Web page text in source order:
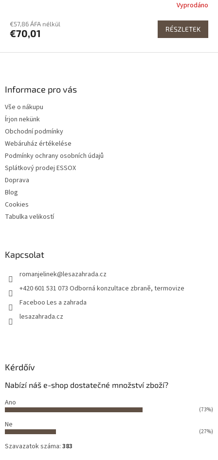
Vyprodáno
€57,86 ÁFA nélkül
€70,01 RÉSZLETEK
Informace pro vás
Vše o nákupu
Írjon nekünk
Obchodní podmínky
Webáruház értékelése
Podmínky ochrany osobních údajů
Splátkový prodej ESSOX
Doprava
Blog
Cookies
Tabulka velikostí
Kapcsolat
romanjelinek@lesazahrada.cz
+420 601 531 073 Odborná konzultace zbraně, termovize
Faceboo Les a zahrada
lesazahrada.cz
Kérdőív
Nabízí náš e-shop dostatečné množství zboží?
Ano
(73%)
Ne
(27%)
Szavazatok száma: 383